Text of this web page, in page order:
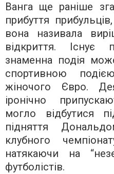
Ванга ще раніше
прибуття
вона називала
відкриття.
знаменна подія
спортивною
жіночого Євро.
іронічно
могло відбутися
підняття
клубного
натякаючи на
футболістів.